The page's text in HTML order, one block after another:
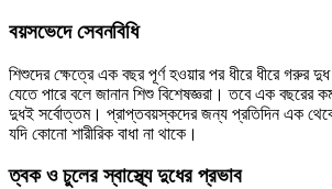
বয়সভেদে সেবনবিধি
শিশুদের ক্ষেত্রে এক বছর পূর্ণ হওয়ার পর ধীরে ধীরে গরুর
যেতে পারে বলে জানান শিশু বিশেষজ্ঞরা। তবে এক বছরের
দুধই সর্বোত্তম। প্রাপ্তবয়স্কদের জন্য প্রতিদিন এক
যদি কোনো শারীরিক বাধা না থাকে।
ত্বক ও চুলের স্বাস্থ্যে দুধের প্রভাব